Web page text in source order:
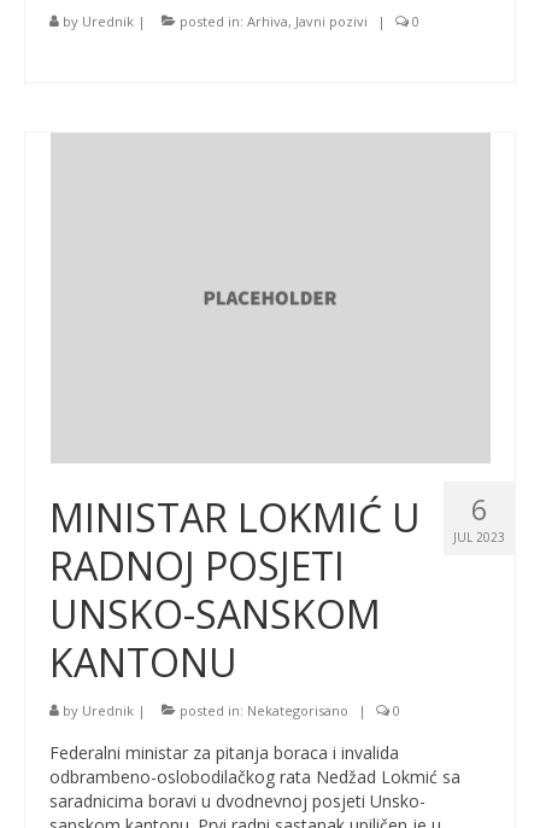
by Urednik | posted in: Arhiva, Javni pozivi | 0
6
JUL 2023
MINISTAR LOKMIĆ U
RADNOJ POSJETI
UNSKO-SANSKOM
KANTONU
by Urednik | posted in: Nekategorisano | 0
Federalni ministar za pitanja boraca i invalida
odbrambeno-oslobodilačkog rata Nedžad Lokmić sa
saradnicima boravi u dvodnevnoj posjeti Unsko-